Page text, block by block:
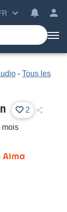
- Tous les
2
mois